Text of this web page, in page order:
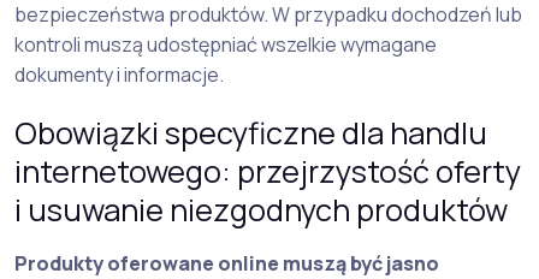
bezpieczeństwa produktów. W przypadku dochodzeń lub
kontroli muszą udostępniać wszelkie wymagane
dokumenty i informacje.
Obowiązki specyficzne dla handlu
internetowego: przejrzystość oferty
i usuwanie niezgodnych produktów
Produkty oferowane online muszą być jasno